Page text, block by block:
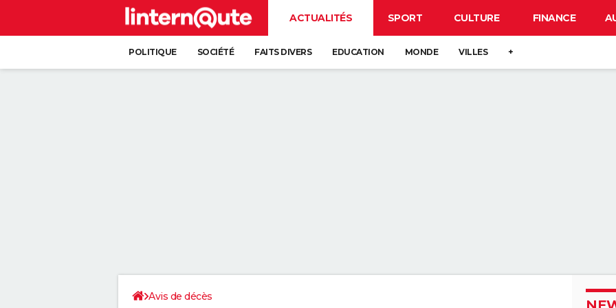
ACTUALITÉS SPORT CULTURE FINANCE
POLITIQUE SOCIÉTÉ FAITS DIVERS EDUCATION MONDE VILLES +
Avis de décès